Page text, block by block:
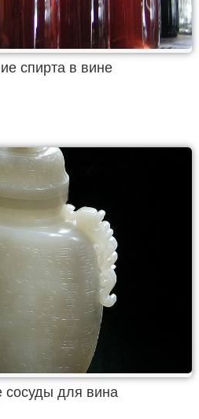
спирта в вине
сосуды для вина